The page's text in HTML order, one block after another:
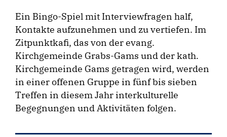
Ein Bingo-Spiel mit Interviewfragen half,
Kontakte aufzunehmen und zu vertiefen. Im
Zitpunktkafi, das von der evang.
Kirchgemeinde Grabs-Gams und der kath.
Kirchgemeinde Gams getragen wird, werden
in einer offenen Gruppe in fünf bis sieben
Treffen in diesem Jahr interkulturelle
Begegnungen und Aktivitäten folgen.